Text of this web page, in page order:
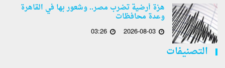
هزة أرضية تضرب مصر.. وشعور بها في القاهرة
وعدة محافظات
2026-08-03
03:26
التصنيفات